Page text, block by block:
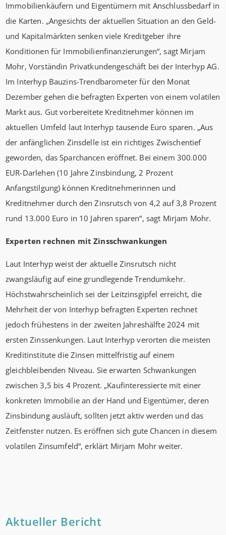
Immobilienkäufern und Eigentümern mit Anschlussbedarf in
die Karten. „Angesichts der aktuellen Situation an den Geld-
und Kapitalmärkten senken viele Kreditgeber ihre
Konditionen für Immobilienfinanzierungen“, sagt Mirjam
Mohr, Vorständin Privatkundengeschäft bei der Interhyp AG.
Im Interhyp Bauzins-Trendbarometer für den Monat
Dezember gehen die befragten Experten von einem volatilen
Markt aus. Gut vorbereitete Kreditnehmer können im
aktuellen Umfeld laut Interhyp tausende Euro sparen. „Aus
der anfänglichen Zinsdelle ist ein richtiges Zwischentief
geworden, das Sparchancen eröffnet. Bei einem 300.000
EUR-Darlehen (10 Jahre Zinsbindung, 2 Prozent
Anfangstilgung) können Kreditnehmerinnen und
Kreditnehmer durch den Zinsrutsch von 4,2 auf 3,8 Prozent
rund 13.000 Euro in 10 Jahren sparen“, sagt Mirjam Mohr.
Experten rechnen mit Zinsschwankungen
Laut Interhyp weist der aktuelle Zinsrutsch nicht
zwangsläufig auf eine grundlegende Trendumkehr.
Höchstwahrscheinlich sei der Leitzinsgipfel erreicht, die
Mehrheit der von Interhyp befragten Experten rechnet
jedoch frühestens in der zweiten Jahreshälfte 2024 mit
ersten Zinssenkungen. Laut Interhyp verorten die meisten
Kreditinstitute die Zinsen mittelfristig auf einem
gleichbleibenden Niveau. Sie erwarten Schwankungen
zwischen 3,5 bis 4 Prozent. „Kaufinteressierte mit einer
konkreten Immobilie an der Hand und Eigentümer, deren
Zinsbindung ausläuft, sollten jetzt aktiv werden und das
Zeitfenster nutzen. Es eröffnen sich gute Chancen in diesem
volatilen Zinsumfeld“, erklärt Mirjam Mohr weiter.
Aktueller Bericht